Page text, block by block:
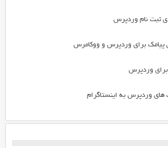
ثبت نام وردپرس
پیامک برای وردپرس و ووکامرس
برای وردپرس
های وردپرس به اینستاگرام